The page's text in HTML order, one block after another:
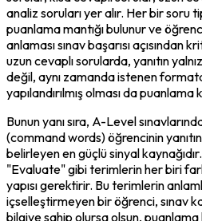
analiz soruları yer alır. Her bir soru
puanlama mantığı bulunur ve
anlaması sınav başarısı
uzun cevaplı sorularda, yanıtın
değil, aynı zamanda istenen
yapılandırılmış olması da
Bunun yanı sıra, A-Level
(command words) öğrencinin
belirleyen en güçlü sinyal
"Evaluate" gibi terimlerin her biri
yapısı gerektirir. Bu terimlerin
içselleştirmeyen bir öğrenci, sınav
bilgiye sahip olursa olsun,